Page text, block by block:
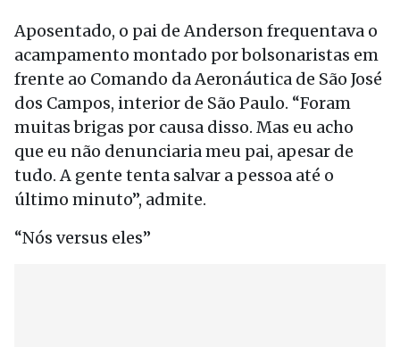
Aposentado, o pai de Anderson frequentava o
acampamento montado por bolsonaristas em
frente ao Comando da Aeronáutica de São José
dos Campos, interior de São Paulo. “Foram
muitas brigas por causa disso. Mas eu acho
que eu não denunciaria meu pai, apesar de
tudo. A gente tenta salvar a pessoa até o
último minuto”, admite.
“Nós versus eles”